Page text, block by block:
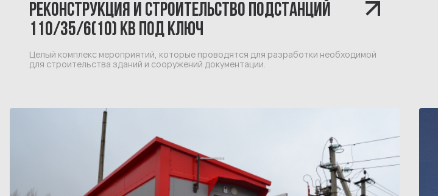
РЕКОНСТРУКЦИЯ И СТРОИТЕЛЬСТВО ПОДСТАНЦИЙ
110/35/6(10) КВ ПОД КЛЮЧ
Целый комплекс мероприятий, которые проводятся для разработки необходимой
для строительства зданий и сооружений документации.